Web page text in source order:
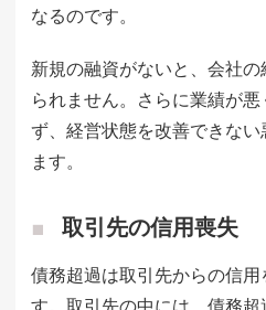
なるのです。
新規の融資がないと、会社
られません。さらに業績が
ず、経営状態を改善できない
ます。
取引先の信用喪失
債務超過は取引先からの信